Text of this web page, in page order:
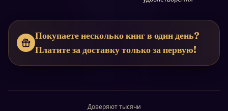
Покупаете несколько книг в один день?
Платите за доставку только за первую!
Доверяют тысячи